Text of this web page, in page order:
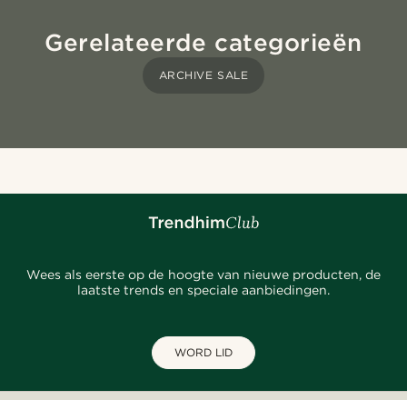
Gerelateerde categorieën
ARCHIVE SALE
Wees als eerste op de hoogte van nieuwe producten, de
laatste trends en speciale aanbiedingen.
WORD LID